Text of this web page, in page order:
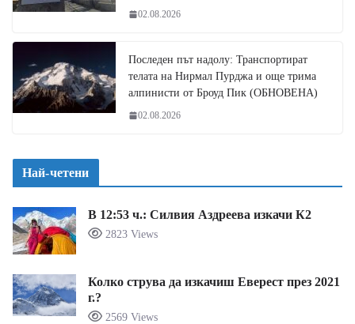
02.08.2026
Последен път надолу: Транспортират
телата на Нирмал Пурджа и още трима
алпинисти от Броуд Пик (ОБНОВЕНА)
02.08.2026
Най-четени
В 12:53 ч.: Силвия Аздреева изкачи К2
2823 Views
Колко струва да изкачиш Еверест през 2021
г.?
2569 Views